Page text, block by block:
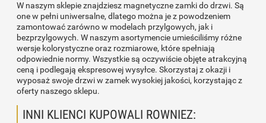
W naszym sklepie znajdziesz magnetyczne zamki do drzwi. Są
one w pełni uniwersalne, dlatego można je z powodzeniem
zamontować zarówno w modelach przylgowych, jak i
bezprzylgowych. W naszym asortymencie umieściliśmy różne
wersje kolorystyczne oraz rozmiarowe, które spełniają
odpowiednie normy. Wszystkie są oczywiście objęte atrakcyjną
ceną i podlegają ekspresowej wysyłce. Skorzystaj z okazji i
wyposaż swoje drzwi w zamek wysokiej jakości, korzystając z
oferty naszego sklepu.
INNI KLIENCI KUPOWALI ROWNIEZ: